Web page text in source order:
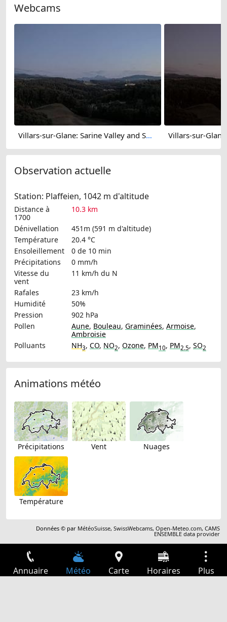
Webcams
Villars-sur-Glane: Sarine Valley and Swiss Pre-Alps
Observation actuelle
Station: Plaffeien, 1042 m d'altitude
Distance à
1700
10.3 km
Dénivellation
451m (591 m d'altitude)
Température
20.4 °C
Ensoleillement
0 de 10 min
Précipitations
0 mm/h
Vitesse du
vent
11 km/h du N
Rafales
23 km/h
Humidité
50%
Pression
902 hPa
Pollen
Aune, Bouleau, Graminées, Armoise,
Ambroisie
Polluants
NH3, CO, NO2, Ozone, PM10, PM2.5, SO2
Animations météo
Précipitations Vent Nuages
Température
Données © par MétéoSuisse,SwissWebcams,Open-Meteo.com,CAMS
ENSEMBLE data provider
Annuaire Météo Carte Horaires Plus